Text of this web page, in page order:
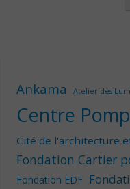
Ankama Atelier des
Centre
Cité de l'architecture
Fondation Cartier
Fondation EDF